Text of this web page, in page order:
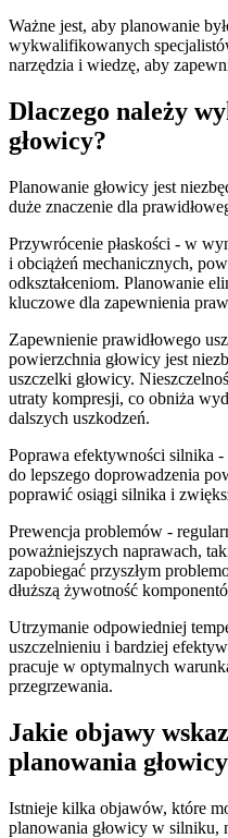
Ważne jest, aby planowanie
wykwalifikowanych
narzędzia i wiedzę, aby
Dlaczego należy
głowicy?
Planowanie głowicy jest
duże znaczenie dla
Przywrócenie płaskości - w
i obciążeń mechanicznych,
odkształceniom. Planowanie
kluczowe dla zapewnienia
Zapewnienie prawidłowego
powierzchnia głowicy jest
uszczelki głowicy.
utraty kompresji, co obniża
dalszych uszkodzeń.
Poprawa efektywności silnika
do lepszego doprowadzenia
poprawić osiągi silnika i
Prewencja problemów -
poważniejszych naprawach,
zapobiegać przyszłym
dłuższą żywotność
Utrzymanie odpowiedniej
uszczelnieniu i bardziej
pracuje w optymalnych
przegrzewania.
Jakie objawy
planowania
Istnieje kilka objawów, które
planowania głowicy w silniku,